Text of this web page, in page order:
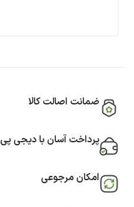
ضمانت اصالت کالا
پرداخت آسان با دیجی پی
امکان مرجوعی